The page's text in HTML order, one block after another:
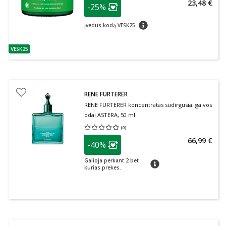
patarimas
VESK25
Lojalumo klubo narių nuolaida
-25%
Įvedus kodą VESK25 patarimas
23,48 €
RENE FURTERER
RENE FURTERER koncentratas sudirgusiai galvos
odai ASTERA, 50 ml
(0)
Vidutinis įvertinimas 0.00
patarimas
Lojalumo klubo narių nuolaida
-40%
Galioja perkant 2 bet
kurias prekes.
patarimas
66,99 €